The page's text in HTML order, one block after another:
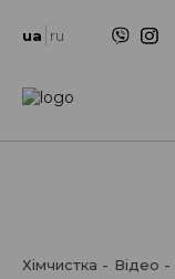
OKua ru
Хімчистка Відео